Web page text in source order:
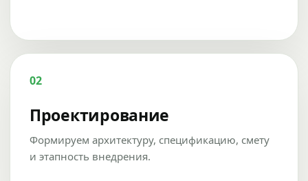
02
Проектирование
Формируем архитектуру, спецификацию, смету
и этапность внедрения.